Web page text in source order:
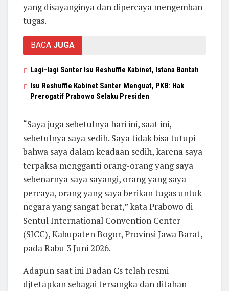
yang disayanginya dan dipercaya mengemban
tugas.
BACA JUGA
Lagi-lagi Santer Isu Reshuffle Kabinet, Istana Bantah
Isu Reshuffle Kabinet Santer Menguat, PKB: Hak
Prerogatif Prabowo Selaku Presiden
“Saya juga sebetulnya hari ini, saat ini,
sebetulnya saya sedih. Saya tidak bisa tutupi
bahwa saya dalam keadaan sedih, karena saya
terpaksa mengganti orang-orang yang saya
sebenarnya saya sayangi, orang yang saya
percaya, orang yang saya berikan tugas untuk
negara yang sangat berat,” kata Prabowo di
Sentul International Convention Center
(SICC), Kabupaten Bogor, Provinsi Jawa Barat,
pada Rabu 3 Juni 2026.
Adapun saat ini Dadan Cs telah resmi
djtetapkan sebagai tersangka dan ditahan